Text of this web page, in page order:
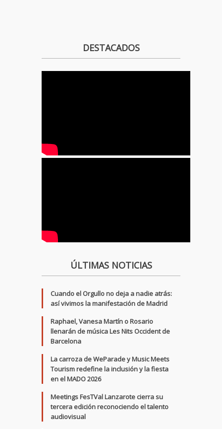
DESTACADOS
ÚLTIMAS NOTICIAS
Cuando el Orgullo no deja a nadie atrás:
así vivimos la manifestación de Madrid
Raphael, Vanesa Martín o Rosario
llenarán de música Les Nits Occident de
Barcelona
La carroza de WeParade y Music Meets
Tourism redefine la inclusión y la fiesta
en el MADO 2026
Meetings FesTVal Lanzarote cierra su
tercera edición reconociendo el talento
audiovisual